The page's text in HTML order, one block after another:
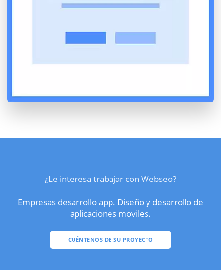
¿Le interesa trabajar con Webseo?
Empresas desarrollo app. Diseño y desarrollo de
aplicaciones moviles.
CUÉNTENOS DE SU PROYECTO